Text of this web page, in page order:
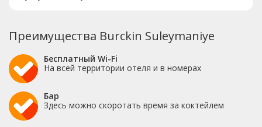
Преимущества Burckin Suleymaniye
Бесплатный Wi-Fi
На всей территории отеля и в номерах
Бар
Здесь можно скоротать время за коктейлем